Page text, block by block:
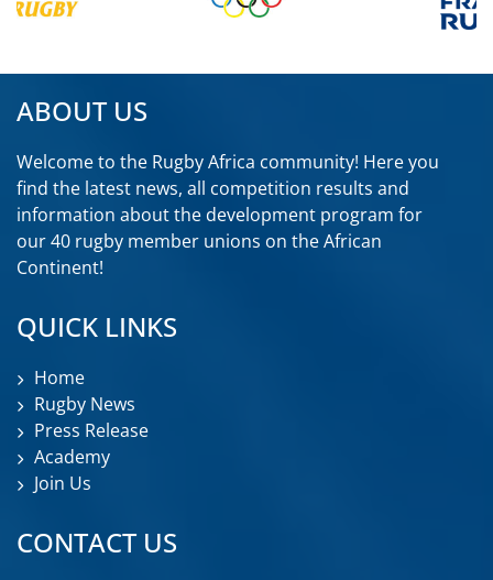
ABOUT US
Welcome to the Rugby Africa community! Here you
find the latest news, all competition results and
information about the development program for
our 40 rugby member unions on the African
Continent!
QUICK LINKS
Home
Rugby News
Press Release
Academy
Join Us
CONTACT US